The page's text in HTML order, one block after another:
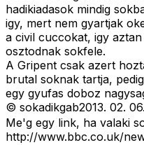
hadikiadasok mindig
igy, mert nem gyartjak
a civil cuccokat, igy
osztodnak sokfele.
A Gripent csak azert
brutal soknak tartja,
egy gyufas doboz
© sokadikgab2013. 02. 06.
Me'g egy link, ha valaki
http://www.bbc.co.uk/